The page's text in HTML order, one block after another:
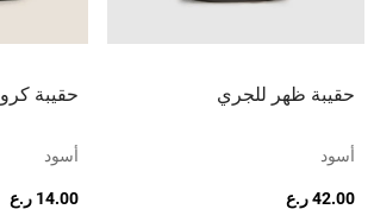
حقيبة ظهر للجري
أسود
42.00 ر.ع
حقيبة
أسود
14.00 ر.ع